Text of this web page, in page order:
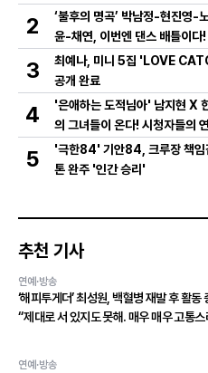
저 영상 공개!
2
‘불후의 명곡’ 박남정-현진영-
윤-채연, 이번엔 댄스 배틀이다
총출동! 댄스 본능 깨운다!
3
최예나, 미니 5집 'LOVE
공개 완료
4
'은애하는 도적님아' 남지현 X
의 그녀들이 온다! 시청자들의
의 활약은?
5
'극한84' 기안84, 크루장 책임
톤 완주 '인간 승리'
추천 기사
연예·방송
‘해피투게더’ 최성원, 백혈병 재발 후 활동
“제대로 서 있지도 못해. 매우 매우 고통
연예·방송